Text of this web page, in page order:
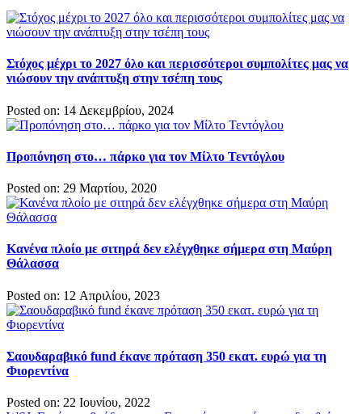
Στόχος μέχρι το 2027 όλο και περισσότεροι συμπολίτες μας να
νιώσουν την ανάπτυξη στην τσέπη τους
Posted on: 14 Δεκεμβρίου, 2024
Προπόνηση στο… πάρκο για τον Μίλτο Τεντόγλου
Posted on: 29 Μαρτίου, 2020
Κανένα πλοίο με σιτηρά δεν ελέγχθηκε σήμερα στη Μαύρη
Θάλασσα
Posted on: 12 Απριλίου, 2023
Σαουδαραβικό fund έκανε πρόταση 350 εκατ. ευρώ για τη
Φιορεντίνα
Posted on: 22 Ιουνίου, 2022